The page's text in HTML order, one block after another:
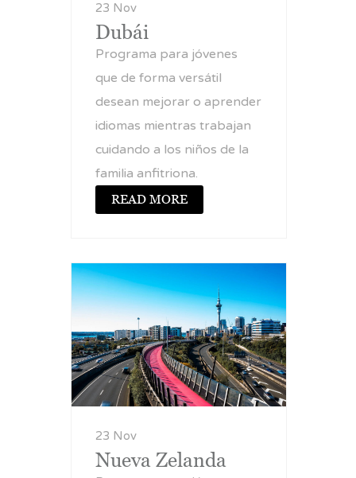
23 Nov
Dubái
Programa para jóvenes
que de forma versátil
desean mejorar o aprender
idiomas mientras trabajan
cuidando a los niños de la
familia anfitriona.
READ MORE
23 Nov
Nueva Zelanda